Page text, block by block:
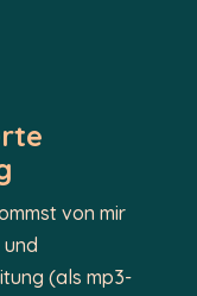
von mir
(als mp3-